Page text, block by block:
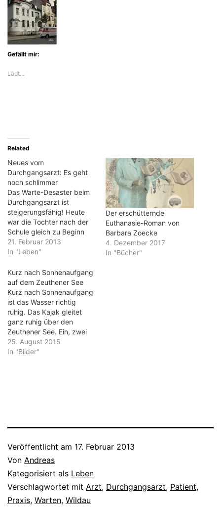
Gefällt mir:
Lädt…
Related
Neues vom
Durchgangsarzt: Es geht
noch schlimmer
Das Warte-Desaster beim
Durchgangsarzt ist
steigerungsfähig! Heute
war die Tochter nach der
Schule gleich zu Beginn
der Sprechstunde da. Es
ging nicht anders. Auch
vorgenommen hatten, da
nicht mehr hinzugehen.
Aber die
Nachuntersuchung musste
sein. Um 15:00 Uhr war
das. Doch das
Wartezimmer war noch…
21. Februar 2013
In "Leben"
Der erschütternde
Euthanasie-Roman von
Barbara Zoecke
4. Dezember 2017
In "Bücher"
Kurz nach Sonnenaufgang
auf dem Zeuthener See
Kurz nach Sonnenaufgang
ist das Wasser richtig
ruhig. Das Kajak gleitet
ganz ruhig über den
Zeuthener See. Ein, zwei
Stunden später sorgen die
Motorboote für einen
Segelvereine strahlen…
25. August 2015
In "Bilder"
Veröffentlicht am 17. Februar 2013
Von Andreas
Kategorisiert als Leben
Verschlagwortet mit Arzt, Durchgangsarzt, Patient,
Praxis, Warten, Wildau